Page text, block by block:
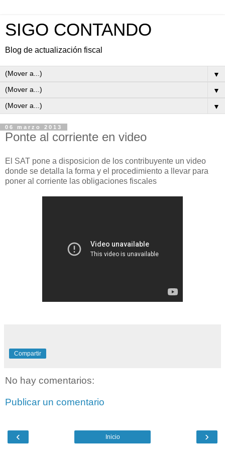
SIGO CONTANDO
Blog de actualización fiscal
▼
▼
▼
06 marzo 2013
Ponte al corriente en video
El SAT pone a disposicion de los contribuyente un video
donde se detalla la forma y el procedimiento a llevar para
poner al corriente las obligaciones fiscales
Compartir
No hay comentarios:
Publicar un comentario
‹ ›
Inicio